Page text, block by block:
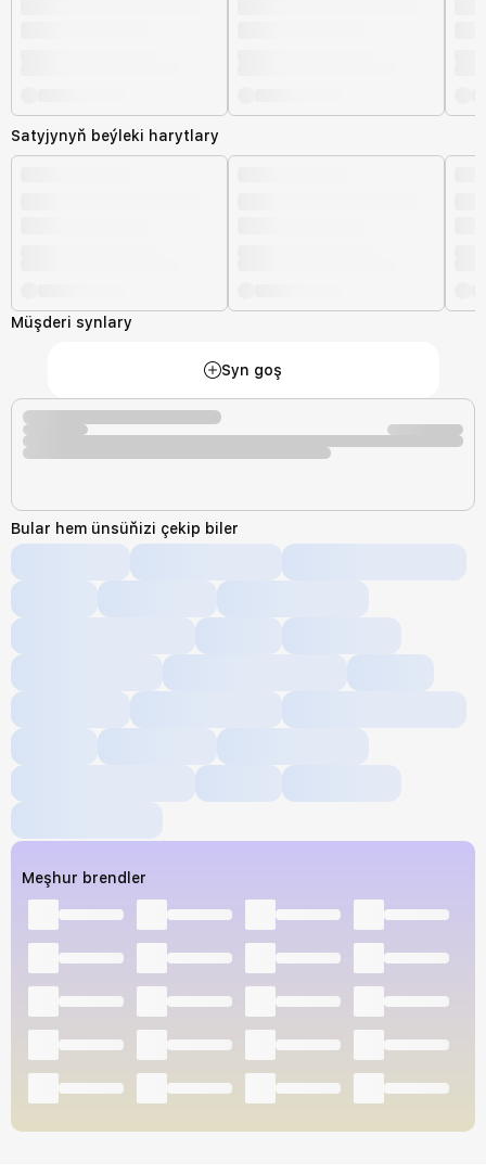
Satyjynyň beýleki harytlary
Bular hem ünsüňizi çekip biler
Meşhur brendler
Müşderi synlary
Syn goş